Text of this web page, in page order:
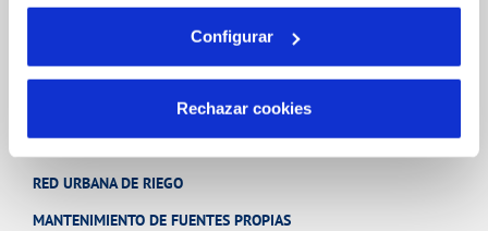
Configurar
Rechazar cookies
CUIDADOS DEL AGUA
RED URBANA DE RIEGO
MANTENIMIENTO DE FUENTES PROPIAS